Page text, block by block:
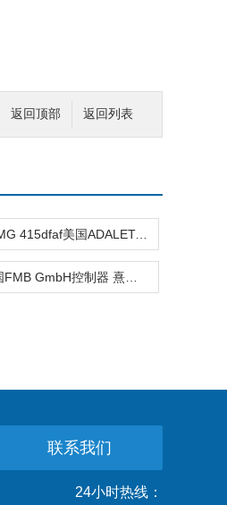
返回列表
返回顶部
BPMG 415dfaf美国ADALET-PLM控制器 熹光发布
联系我们
24小时热线：